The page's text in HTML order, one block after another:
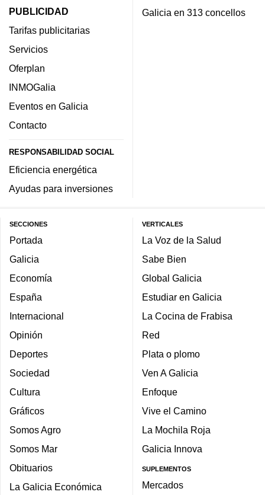
PUBLICIDAD
Tarifas publicitarias
Servicios
Oferplan
INMOGalia
Eventos en Galicia
Contacto
RESPONSABILIDAD SOCIAL
Eficiencia energética
Ayudas para inversiones
Galicia en 313 concellos
SECCIONES
Portada
Galicia
Economía
España
Internacional
Opinión
Deportes
Sociedad
Cultura
Gráficos
Somos Agro
Somos Mar
Obituarios
La Galicia Económica
VERTICALES
La Voz de la Salud
Sabe Bien
Global Galicia
Estudiar en Galicia
La Cocina de Frabisa
Red
Plata o plomo
Ven A Galicia
Enfoque
Vive el Camino
La Mochila Roja
Galicia Innova
SUPLEMENTOS
Mercados